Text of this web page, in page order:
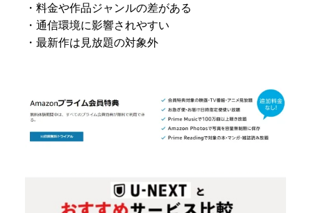
・料金や作品ジャンルの差がある
・通信環境に影響されやすい
・最新作は見放題の対象外